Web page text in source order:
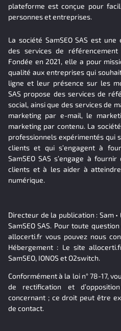
plateforme est conçue pour
personnes et entreprises.
La société SamSEO SAS est
des services de
Fondée en 2021, elle a pour
qualité aux entreprises qui
ligne et leur présence sur les
SAS propose des services de
social, ainsi que des services de
marketing par e-mail, le
marketing par contenu. La
professionnels expérimentés qui
clients et qui s’engagent à
SamSEO SAS s’engage à
clients et à les aider à
numérique.
Directeur de la publication : Sam
SamSEO SAS. Pour toute
allocerti.fr vous pouvez nous
Hébergement : Le site
SamSEO, IONOS et O2switch.
Conformément à la loi n° 78-17,
de rectification et
concernant ; ce droit peut être
de contact.